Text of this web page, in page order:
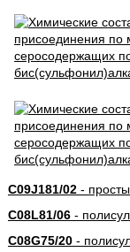
C09J181/02-
C08L81/06-
C08G75/20-